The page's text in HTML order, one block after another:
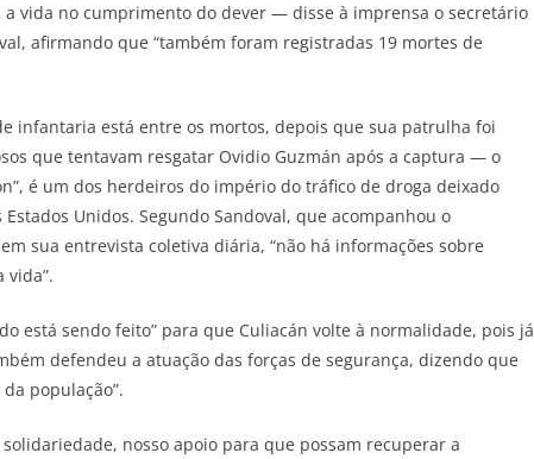
vida no cumprimento do dever — disse à imprensa o secretário
afirmando que “também foram registradas 19 mortes de
infantaria está entre os mortos, depois que sua patrulha foi
que tentavam resgatar Ovidio Guzmán após a captura — o
é um dos herdeiros do império do tráfico de droga deixado
Unidos. Segundo Sandoval, que acompanhou o
em sua entrevista coletiva diária, “não há informações sobre
está sendo feito” para que Culiacán volte à normalidade, pois já
defendeu a atuação das forças de segurança, dizendo que
população”.
nosso apoio para que possam recuperar a